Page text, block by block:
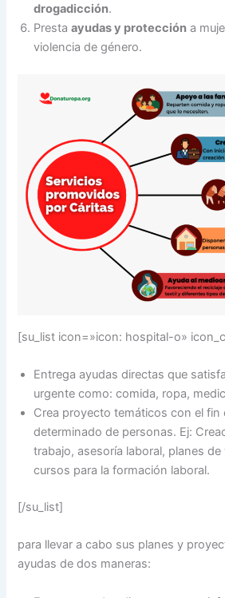
drogadicción.
Prestaayudas y protección a
violencia de género.
[su_list icon=»icon: hospital-o»
Entrega ayudas directas que
urgente como: comida, ropa,
Crea proyecto temáticos con el fin
determinado de personas. Ej:
trabajo, asesoría laboral, planes
cursos para la formación laboral.
[/su_list]
para llevar a cabo sus planes y
ayudas de dos maneras: